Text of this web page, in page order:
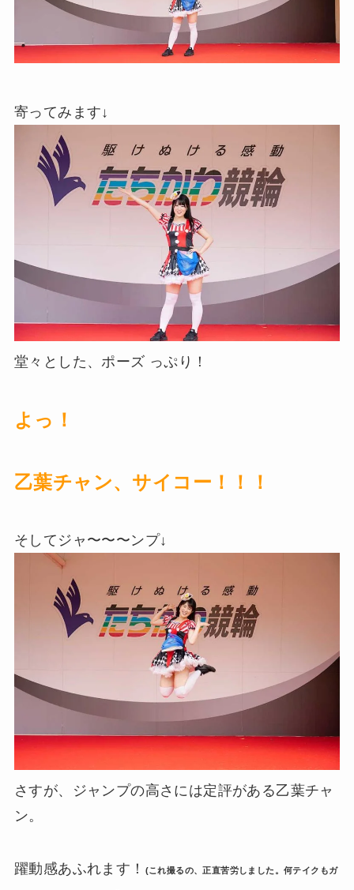
寄ってみます↓
堂々とした、ポーズ っぷり！
よっ！
乙葉チャン、サイコー！！！
そしてジャ〜〜〜ンプ↓
さすが、ジャンプの高さには定評がある乙葉チャ
ン。
躍動感あふれます！ (これ撮るの、正直苦労しました。何テイクもガ